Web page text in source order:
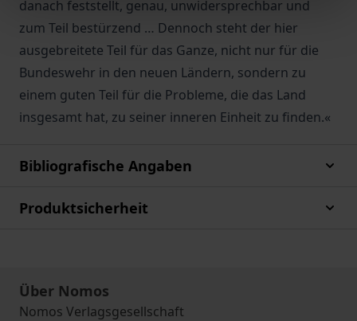
danach feststellt, genau, unwidersprechbar und
zum Teil bestürzend … Dennoch steht der hier
ausgebreitete Teil für das Ganze, nicht nur für die
Bundeswehr in den neuen Ländern, sondern zu
einem guten Teil für die Probleme, die das Land
insgesamt hat, zu seiner inneren Einheit zu finden.«
Bibliografische Angaben
Produktsicherheit
Über Nomos
Nomos Verlagsgesellschaft